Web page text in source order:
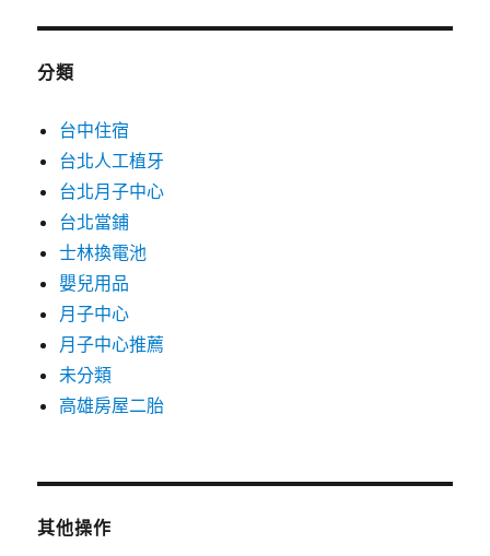
分類
台中住宿
台北人工植牙
台北月子中心
台北當鋪
士林換電池
嬰兒用品
月子中心
月子中心推薦
未分類
高雄房屋二胎
其他操作